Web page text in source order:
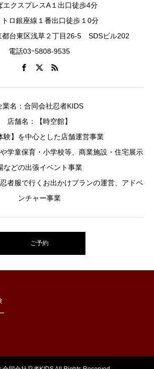
エクスプレスA１出口徒歩4分
ロ銀座線１番出口徒歩１0分
台東区浅草２丁目26-5 SDSビル202
電話03ｰ5808-9535
業名：合同会社忍者KIDS
店舗名：【時空館】
験】を中心とした店舗運営事業
や学童保育・小学校等、商業施設・住宅展示
などの出張イベント事業
忍者服で行くお出かけプランの運営、アドベ
ンチャー事業
ご予約